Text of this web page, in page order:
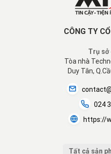
CÔNG TY
Trụ sở
Tòa nhà
Duy Tân,
024
https://